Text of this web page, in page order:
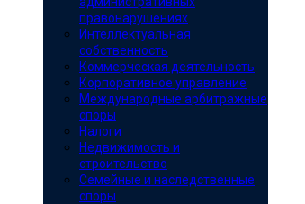
правонарушениях
Интеллектуальная
собственность
Коммерческая деятельность
Корпоративное управление
Международные арбитражные
споры
Налоги
Недвижимость и
строительство
Семейные и наследственные
споры